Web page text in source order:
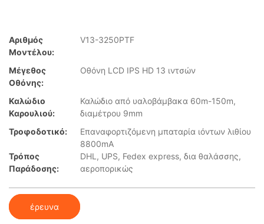
Αριθμός
Μοντέλου:
V13-3250PTF
Μέγεθος
Οθόνης:
Οθόνη LCD IPS HD 13 ιντσών
Καλώδιο
Καρουλιού:
Καλώδιο από υαλοβάμβακα 60m-150m,
διαμέτρου 9mm
Τροφοδοτικό:
Επαναφορτιζόμενη μπαταρία ιόντων λιθίου
8800mA
Τρόπος
Παράδοσης:
DHL, UPS, Fedex express, δια θαλάσσης,
αεροπορικώς
έρευνα